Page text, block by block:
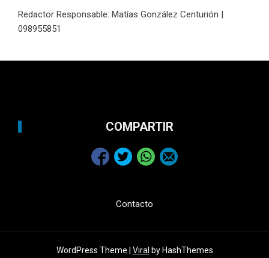
Redactor Responsable: Matías González Centurión |
098955851
COMPARTIR
Contacto
WordPress Theme | Viral by HashThemes